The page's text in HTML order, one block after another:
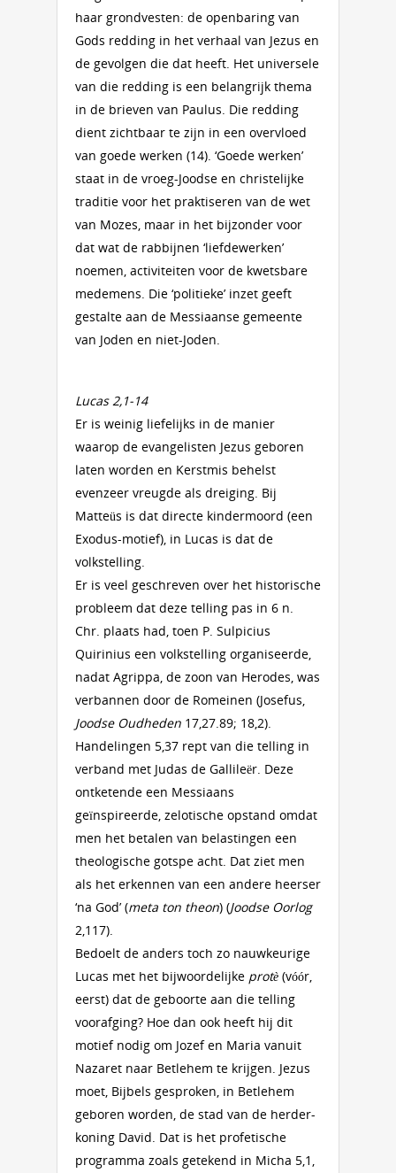
haar grondvesten: de openbaring van
Gods redding in het verhaal van Jezus en
de gevolgen die dat heeft. Het universele
van die redding is een belangrijk thema
in de brieven van Paulus. Die redding
dient zichtbaar te zijn in een overvloed
van goede werken (14). ‘Goede werken’
staat in de vroeg-Joodse en christelijke
traditie voor het praktiseren van de wet
van Mozes, maar in het bijzonder voor
dat wat de rabbijnen ‘liefdewerken’
noemen, activiteiten voor de kwetsbare
medemens. Die ‘politieke’ inzet geeft
gestalte aan de Messiaanse gemeente
van Joden en niet-Joden.
Lucas 2,1-14
Er is weinig liefelijks in de manier
waarop de evangelisten Jezus geboren
laten worden en Kerstmis behelst
evenzeer vreugde als dreiging. Bij
Matteüs is dat directe kindermoord (een
Exodus-motief), in Lucas is dat de
volkstelling.
Er is veel geschreven over het historische
probleem dat deze telling pas in 6 n.
Chr. plaats had, toen P. Sulpicius
Quirinius een volkstelling organiseerde,
nadat Agrippa, de zoon van Herodes, was
verbannen door de Romeinen (Josefus,
Joodse Oudheden 17,27.89; 18,2).
Handelingen 5,37 rept van die telling in
verband met Judas de Gallileër. Deze
ontketende een Messiaans
geïnspireerde, zelotische opstand omdat
men het betalen van belastingen een
theologische gotspe acht. Dat ziet men
als het erkennen van een andere heerser
‘na God’ (meta ton theon) (Joodse Oorlog
2,117).
Bedoelt de anders toch zo nauwkeurige
Lucas met het bijwoordelijke protè (vóór,
eerst) dat de geboorte aan die telling
voorafging? Hoe dan ook heeft hij dit
motief nodig om Jozef en Maria vanuit
Nazaret naar Betlehem te krijgen. Jezus
moet, Bijbels gesproken, in Betlehem
geboren worden, de stad van de herder-
koning David. Dat is het profetische
programma zoals getekend in Micha 5,1,